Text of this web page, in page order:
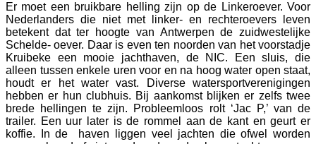
Er moet een bruikbare helling zijn op de Linkeroever. Voor
Nederlanders die niet met linker- en rechteroevers leven
betekent dat ter hoogte van Antwerpen de zuidwestelijke
Schelde- oever. Daar is even ten noorden van het voorstadje
Kruibeke een mooie jachthaven, de NIC. Een sluis, die
alleen tussen enkele uren voor en na hoog water open staat,
houdt er het water vast. Diverse watersportverenigingen
hebben er hun clubhuis. Bij aankomst blijken er zelfs twee
brede hellingen te zijn. Probleemloos rolt ‘Jac P,’ van de
trailer. Een uur later is de rommel aan de kant en geurt er
koffie. In de haven liggen veel jachten die ofwel worden